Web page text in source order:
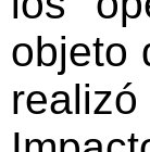
objeto